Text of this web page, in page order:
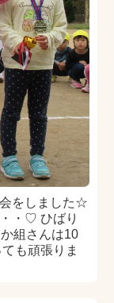
をしました☆
・♡ ひばり
組さんは10
も頑張りま